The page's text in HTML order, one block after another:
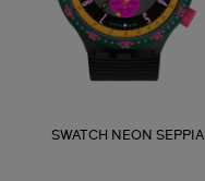
SWATCH NEON SEPPIA